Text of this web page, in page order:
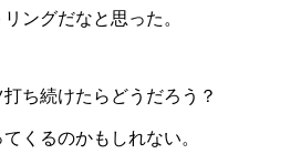
ングだなと思った。
ち続けたらどうだろう？
くるのかもしれない。